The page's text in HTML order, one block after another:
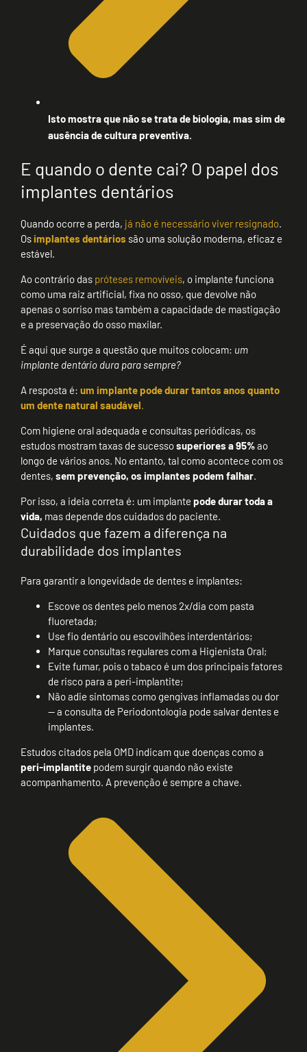
Isto mostra que não se trata de biologia, mas sim de
ausência de cultura preventiva.
E quando o dente cai? O papel dos
implantes dentários
Quando ocorre a perda, já não é necessário viver resignado.
Osimplantes dentários são uma solução moderna, eficaz e
estável.
Ao contrário das próteses removíveis, o implante funciona
como uma raiz artificial, fixa no osso, que devolve não
apenas o sorriso mas também a capacidade de mastigação
e a preservação do osso maxilar.
É aqui que surge a questão que muitos colocam: um
implante dentário dura para sempre?
A resposta é: um implante pode durar tantos anos quanto
um dente natural saudável.
Com higiene oral adequada e consultas periódicas, os
estudos mostram taxas de sucessosuperiores a 95%ao
longo de vários anos. No entanto, tal como acontece com os
dentes, sem prevenção, os implantes podem falhar.
Por isso, a ideia correta é: um implante pode durar toda a
vida, mas depende dos cuidados do paciente.
Cuidados que fazem a diferença na
durabilidade dos implantes
Para garantir a longevidade de dentes e implantes:
Escove os dentes pelo menos 2x/dia com pasta
fluoretada;
Use fio dentário ou escovilhões interdentários;
Marque consultas regulares com a Higienista Oral;
Evite fumar, pois o tabaco é um dos principais fatores
de risco para a peri-implantite;
Não adie sintomas como gengivas inflamadas ou dor
— a consulta de Periodontologia pode salvar dentes e
implantes.
Estudos citados pela OMD indicam que doenças como a
peri-implantitepodem surgir quando não existe
acompanhamento. A prevenção é sempre a chave.